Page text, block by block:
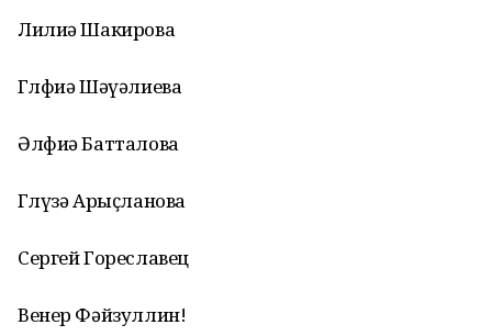
Лилиә Шакирова
Гөлфиә Шәүәлиева
Әлфиә Батталова
Гөлүзә Арыҫланова
Сергей Гореславец
Венер Фәйзуллин!